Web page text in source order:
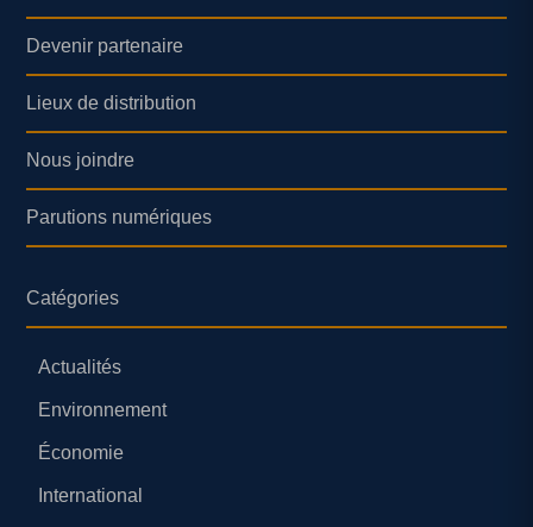
Devenir partenaire
Lieux de distribution
Nous joindre
Parutions numériques
Catégories
Actualités
Environnement
Économie
International